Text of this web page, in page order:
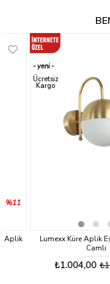
Lumexx Küre Aplik Eskitme
₺1.004,00
Ücretsiz